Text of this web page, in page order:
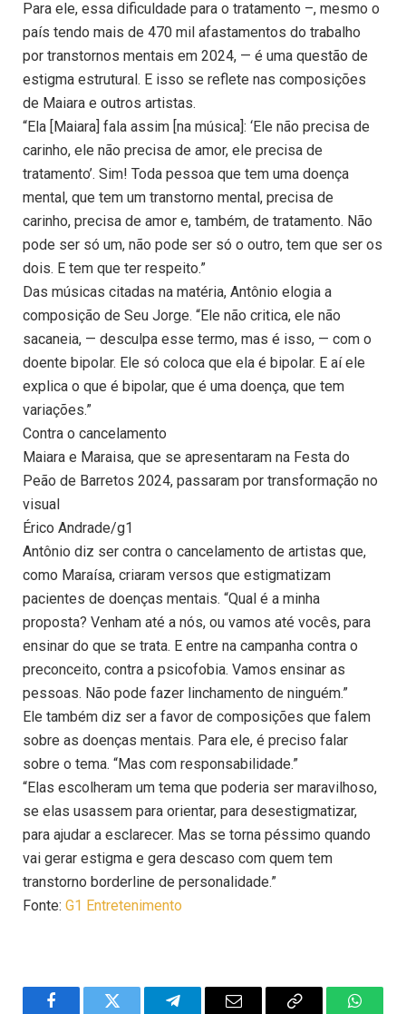
Para ele, essa dificuldade para o tratamento –, mesmo o
país tendo mais de 470 mil afastamentos do trabalho
por transtornos mentais em 2024, — é uma questão de
estigma estrutural. E isso se reflete nas composições
de Maiara e outros artistas.
“Ela [Maiara] fala assim [na música]: ‘Ele não precisa de
carinho, ele não precisa de amor, ele precisa de
tratamento’. Sim! Toda pessoa que tem uma doença
mental, que tem um transtorno mental, precisa de
carinho, precisa de amor e, também, de tratamento. Não
pode ser só um, não pode ser só o outro, tem que ser os
dois. E tem que ter respeito.”
Das músicas citadas na matéria, Antônio elogia a
composição de Seu Jorge. “Ele não critica, ele não
sacaneia, — desculpa esse termo, mas é isso, — com o
doente bipolar. Ele só coloca que ela é bipolar. E aí ele
explica o que é bipolar, que é uma doença, que tem
variações.”
Contra o cancelamento
Maiara e Maraisa, que se apresentaram na Festa do
Peão de Barretos 2024, passaram por transformação no
visual
Érico Andrade/g1
Antônio diz ser contra o cancelamento de artistas que,
como Maraísa, criaram versos que estigmatizam
pacientes de doenças mentais. “Qual é a minha
proposta? Venham até a nós, ou vamos até vocês, para
ensinar do que se trata. E entre na campanha contra o
preconceito, contra a psicofobia. Vamos ensinar as
pessoas. Não pode fazer linchamento de ninguém.”
Ele também diz ser a favor de composições que falem
sobre as doenças mentais. Para ele, é preciso falar
sobre o tema. “Mas com responsabilidade.”
“Elas escolheram um tema que poderia ser maravilhoso,
se elas usassem para orientar, para desestigmatizar,
para ajudar a esclarecer. Mas se torna péssimo quando
vai gerar estigma e gera descaso com quem tem
transtorno borderline de personalidade.”
Fonte: G1 Entretenimento